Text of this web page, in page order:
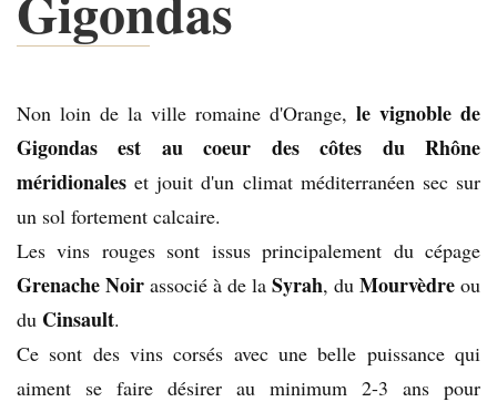
Non loin de la ville romaine d'Orange, le vignoble de
Gigondas est au coeur des côtes du Rhône
méridionales et jouit d'un climat méditerranéen sec sur
un sol fortement calcaire.
Les vins rouges sont issus principalement du cépage
Grenache Noir associé à de la Syrah, du Mourvèdre ou
du Cinsault.
Ce sont des vins corsés avec une belle puissance qui
aiment se faire désirer au minimum 2-3 ans pour